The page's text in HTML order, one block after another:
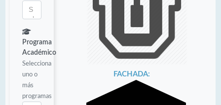
Programa
Académico
Selecciona
uno o
más
programas
FACHADA: